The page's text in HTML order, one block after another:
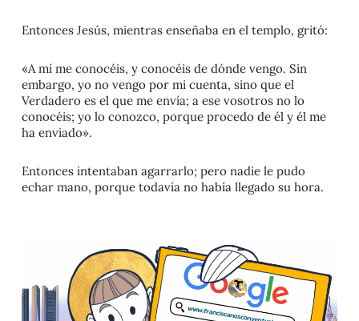
Entonces Jesús, mientras enseñaba en el templo, gritó:
«A mí me conocéis, y conocéis de dónde vengo. Sin
embargo, yo no vengo por mi cuenta, sino que el
Verdadero es el que me envía; a ese vosotros no lo
conocéis; yo lo conozco, porque procedo de él y él me
ha enviado».
Entonces intentaban agarrarlo; pero nadie le pudo
echar mano, porque todavía no había llegado su hora.